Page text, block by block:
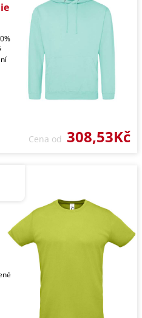
Cena od 308,53Kč